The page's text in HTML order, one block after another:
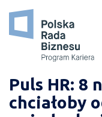
Puls HR: 8
chciałoby
o programie
jak aplikować
staże
absolwenci